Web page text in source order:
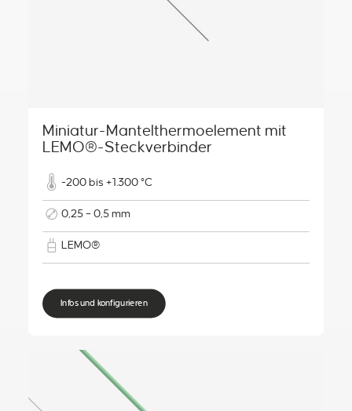
Miniatur-Mantelthermoelement mit
LEMO®-Steckverbinder
-200 bis +1.300 °C
0,25 – 0,5 mm
LEMO®
Infos und konfigurieren